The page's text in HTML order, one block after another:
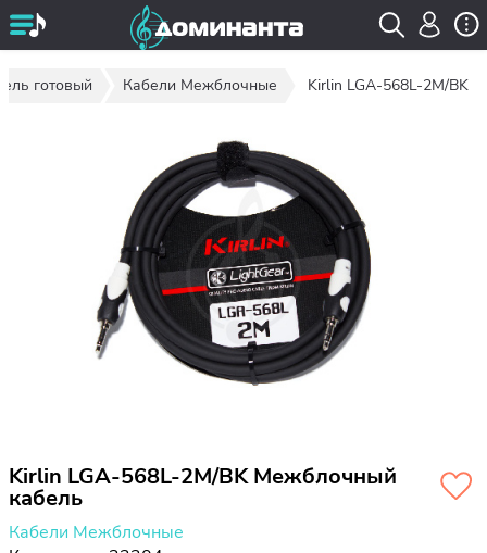
готовый Кабели Межблочные Kirlin LGA-568L-2M/BK
Kirlin LGA-568L-2M/BK Межблочный
кабель
Кабели Межблочные